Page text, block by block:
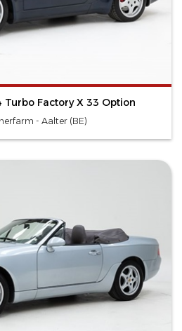
Turbo Factory X 33 Option
- Aalter (BE)